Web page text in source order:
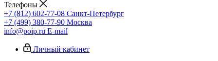
Телефоны
+7 (812) 602-77-08 Санкт-Петербург
+7 (499) 380-77-90 Москва
info@poip.ru E-mail
Личный кабинет